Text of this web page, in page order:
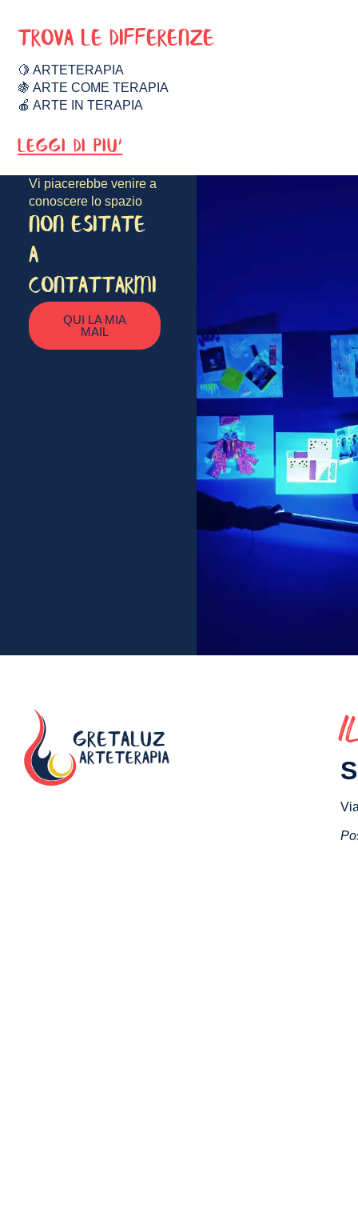
Trova le differenze
🍋 ARTETERAPIA
🍇 ARTE COME TERAPIA
🍎 ARTE IN TERAPIA
LEGGI DI PIU'
Vi piacerebbe venire a
conoscere lo spazio
NON ESITATE
A
CONTATTARMI
QUI LA MIA
MAIL